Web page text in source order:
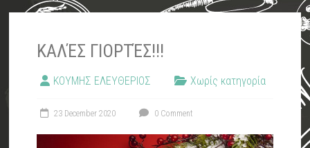
ΚΑΛΈΣ ΓΙΟΡΤΈΣ!!!
ΚΟΥΜΗΣ ΕΛΕΥΘΕΡΙΟΣ Χωρίς κατηγορία
23 December 2020 0 Comment